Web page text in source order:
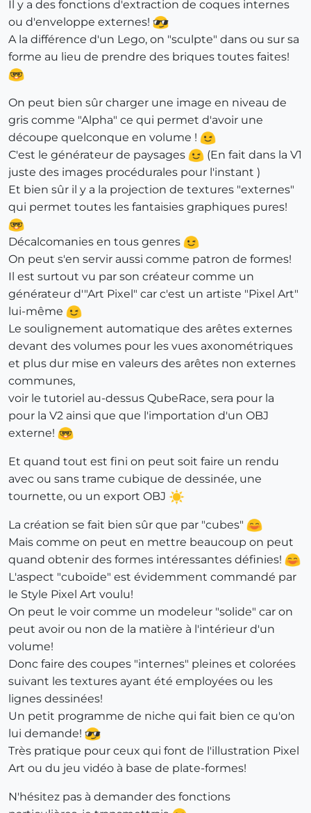
Il y a des fonctions d'extraction de coques internes
ou d'enveloppe externes!
A la différence d'un Lego, on "sculpte" dans ou sur sa
forme au lieu de prendre des briques toutes faites!
On peut bien sûr charger une image en niveau de
gris comme "Alpha" ce qui permet d'avoir une
découpe quelconque en volume !
C'est le générateur de paysages
(En fait dans la V1
juste des images procédurales pour l'instant )
Et bien sûr il y a la projection de textures "externes"
qui permet toutes les fantaisies graphiques pures!
Décalcomanies en tous genres
On peut s'en servir aussi comme patron de formes!
Il est surtout vu par son créateur comme un
générateur d'"Art Pixel" car c'est un artiste "Pixel Art"
lui-même
Le soulignement automatique des arêtes externes
devant des volumes pour les vues axonométriques
et plus dur mise en valeurs des arêtes non externes
communes,
voir le tutoriel au-dessus QubeRace, sera pour la
pour la V2 ainsi que que l'importation d'un OBJ
externe!
Et quand tout est fini on peut soit faire un rendu
avec ou sans trame cubique de dessinée, une
tournette, ou un export OBJ
La création se fait bien sûr que par "cubes"
Mais comme on peut en mettre beaucoup on peut
quand obtenir des formes intéressantes définies!
L'aspect "cuboïde" est évidemment commandé par
le Style Pixel Art voulu!
On peut le voir comme un modeleur "solide" car on
peut avoir ou non de la matière à l'intérieur d'un
volume!
Donc faire des coupes "internes" pleines et colorées
suivant les textures ayant été employées ou les
lignes dessinées!
Un petit programme de niche qui fait bien ce qu'on
lui demande!
Très pratique pour ceux qui font de l'illustration Pixel
Art ou du jeu vidéo à base de plate-formes!
N'hésitez pas à demander des fonctions